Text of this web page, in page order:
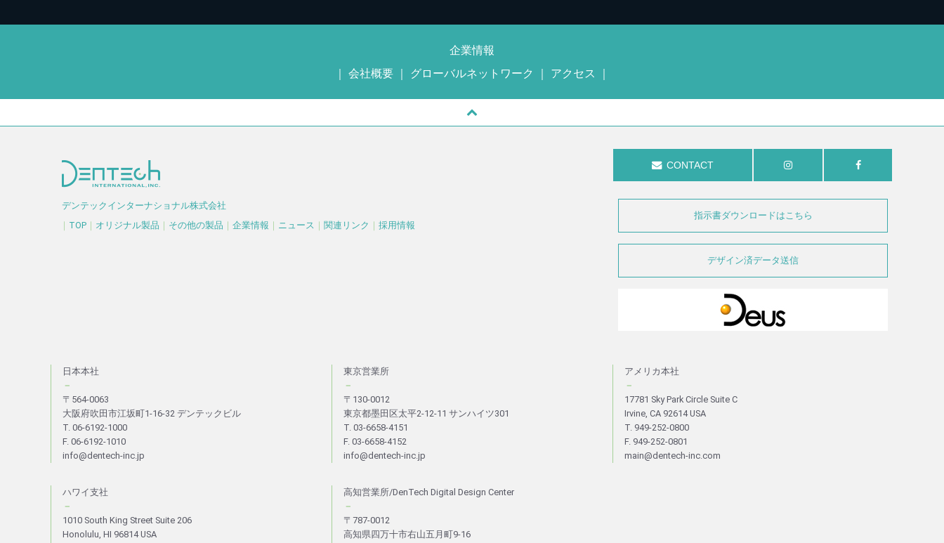
企業情報
｜ 会社概要 ｜ グローバルネットワーク ｜ アクセス ｜
CONTACT
デンテックインターナショナル株式会社
TOP｜ オリジナル製品 その他の製品 企業情報 ニュース 関連リンク 採用情報
指示書ダウンロードはこちら
デザイン済データ送信
日本本社
－
〒564-0063
大阪府吹田市江坂町1-16-32 デンテックビル
T. 06-6192-1000
F. 06-6192-1010
info@dentech-inc.jp
ハワイ支社
－
1010 South King Street Suite 206
Honolulu, HI 96814 USA
東京営業所
－
〒130-0012
東京都墨田区太平2-12-11 サンハイツ301
T. 03-6658-4151
F. 03-6658-4152
info@dentech-inc.jp
高知営業所/DenTech Digital Design Center
－
〒787-0012
高知県四万十市右山五月町9-16
アメリカ本社
－
17781 Sky Park Circle Suite C
Irvine, CA 92614 USA
T. 949-252-0800
F. 949-252-0801
main@dentech-inc.com